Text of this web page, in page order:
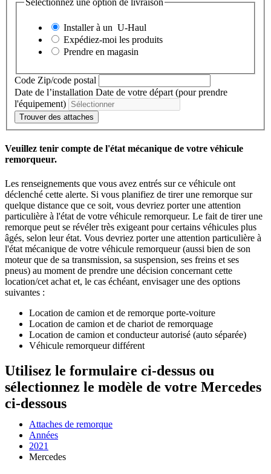
Sélectionnez une option de livraison
Installer à un U-Haul
Expédiez-moi les produits
Prendre en magasin
Code Zip/code postal
Date de l’installation Date de votre départ (pour prendre
l'équipement)
Trouver des attaches
Veuillez tenir compte de l'état mécanique de votre véhicule
remorqueur.
Les renseignements que vous avez entrés sur ce véhicule ont
déclenché cette alerte. Si vous planifiez de tirer une remorque sur
quelque distance que ce soit, vous devriez porter une attention
particulière à l'état de votre véhicule remorqueur. Le fait de tirer une
remorque peut se révéler très exigeant pour certains véhicules plus
âgés, selon leur état. Vous devriez porter une attention particulière à
l'état mécanique de votre véhicule remorqueur (aussi bien de son
moteur que de sa transmission, sa suspension, ses freins et ses
pneus) au moment de prendre une décision concernant cette
location/cet achat et, le cas échéant, envisager une des options
suivantes :
Location de camion et de remorque porte-voiture
Location de camion et de chariot de remorquage
Location de camion et conducteur autorisé (auto séparée)
Véhicule remorqueur différent
Utilisez le formulaire ci-dessus ou
sélectionnez le modèle de votre Mercedes
ci-dessous
Attaches de remorque
Années
2021
Mercedes